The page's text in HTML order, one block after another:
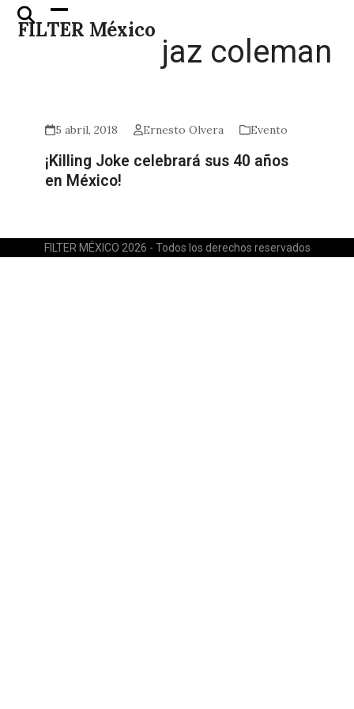
Skip
FILTER México
Open
mobile
Close
mobile
jaz coleman
5 abril, 2018 Ernesto Olvera Evento
¡Killing Joke celebrará sus 40 años
en México!
FILTER MÉXICO 2026 - Todos los derechos reservados